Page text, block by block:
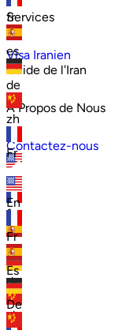
Services
Visa Iranien
Guide de l'Iran
À Propos de Nous
Contactez-nous
en
fr
es
de
zh
fr
es
de
zh
Fr
En
Fr
Es
De